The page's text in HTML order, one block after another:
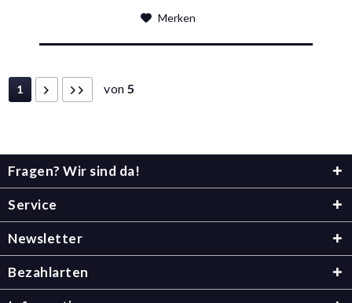
Merken
1 von 5
Fragen? Wir sind da!
Service
Newsletter
Bezahlarten